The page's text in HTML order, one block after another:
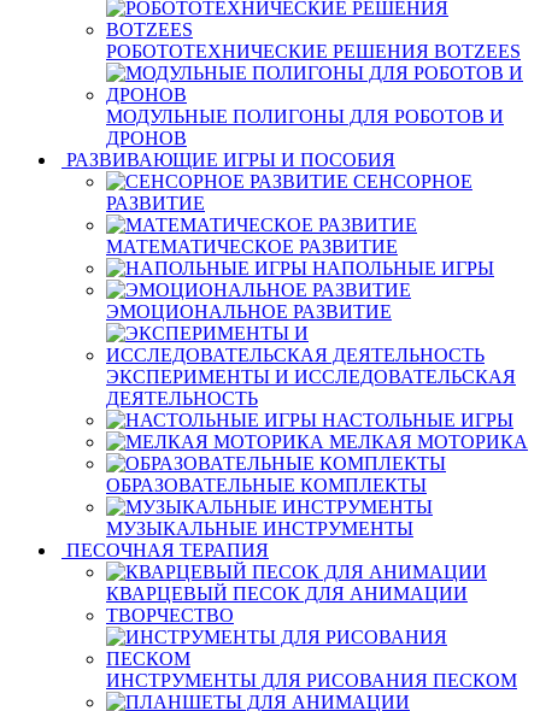
РОБОТОТЕХНИЧЕСКИЕ РЕШЕНИЯ BOTZEES
МОДУЛЬНЫЕ ПОЛИГОНЫ ДЛЯ РОБОТОВ И
ДРОНОВ
РАЗВИВАЮЩИЕ ИГРЫ И ПОСОБИЯ
СЕНСОРНОЕ
РАЗВИТИЕ
МАТЕМАТИЧЕСКОЕ РАЗВИТИЕ
НАПОЛЬНЫЕ ИГРЫ
ЭМОЦИОНАЛЬНОЕ РАЗВИТИЕ
ЭКСПЕРИМЕНТЫ И ИССЛЕДОВАТЕЛЬСКАЯ
ДЕЯТЕЛЬНОСТЬ
НАСТОЛЬНЫЕ ИГРЫ
МЕЛКАЯ МОТОРИКА
ОБРАЗОВАТЕЛЬНЫЕ КОМПЛЕКТЫ
МУЗЫКАЛЬНЫЕ ИНСТРУМЕНТЫ
ПЕСОЧНАЯ ТЕРАПИЯ
КВАРЦЕВЫЙ ПЕСОК ДЛЯ АНИМАЦИИ
ТВОРЧЕСТВО
ИНСТРУМЕНТЫ ДЛЯ РИСОВАНИЯ ПЕСКОМ